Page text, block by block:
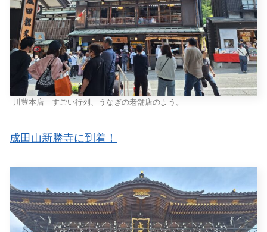
川豊本店 すごい行列、うなぎの老舗店のよう。
成田山新勝寺に到着！